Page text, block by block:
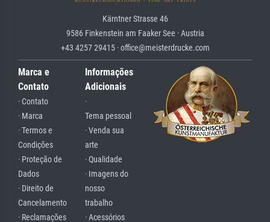
Kärntner Strasse 46
9586 Finkenstein am Faaker See · Austria
+43 4257 29415 · office@meisterdrucke.com
Marca e
Contato
· Contato
· Marca
· Termos e
Condições
· Proteção de
Dados
· Direito de
Cancelamento
· Reclamações
Informações
Adicionais
·
Tema pessoal
· Venda sua
arte
· Qualidade
· Imagens do
nosso
trabalho
· Acessórios